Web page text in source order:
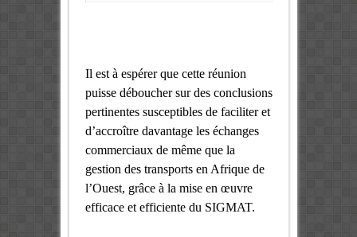
Il est à espérer que cette réunion
puisse déboucher sur des conclusions
pertinentes susceptibles de faciliter et
d’accroître davantage les échanges
commerciaux de même que la
gestion des transports en Afrique de
l’Ouest, grâce à la mise en œuvre
efficace et efficiente du SIGMAT.